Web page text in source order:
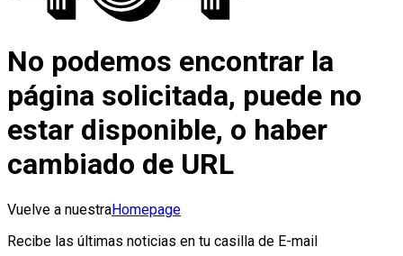
No podemos encontrar la
página solicitada, puede no
estar disponible, o haber
cambiado de URL
Vuelve a nuestraHomepage
Recibe las últimas noticias en tu casilla de E-mail